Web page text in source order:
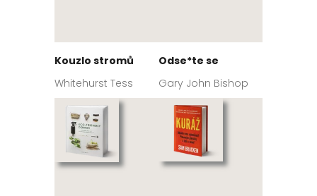
Kouzlo stromů
Whitehurst Tess
Odse*te se
Gary John Bishop